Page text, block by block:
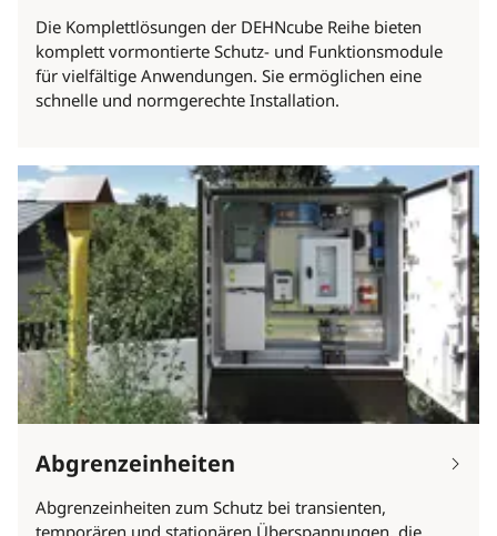
Die Komplettlösungen der DEHNcube Reihe bieten
komplett vormontierte Schutz- und Funktionsmodule
für vielfältige Anwendungen. Sie ermöglichen eine
schnelle und normgerechte Installation.
Abgrenzeinheiten
Abgrenzeinheiten zum Schutz bei transienten,